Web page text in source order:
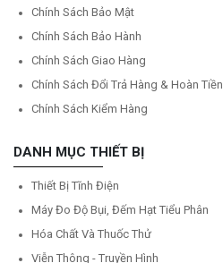
Chính Sách Bảo Mật
Chính Sách Bảo Hành
Chính Sách Giao Hàng
Chính Sách Đổi Trả Hàng & Hoàn Tiền
Chính Sách Kiểm Hàng
DANH MỤC THIẾT BỊ
Thiết Bị Tĩnh Điện
Máy Đo Độ Bụi, Đếm Hạt Tiểu Phân
Hóa Chất Và Thuốc Thử
Viễn Thông - Truyền Hình